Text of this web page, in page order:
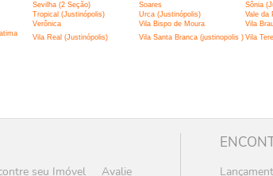
Sevilha (2 Seção) Soares Sônia
Tropical (Justinópolis) Urca (Justinópolis) Vale da
Verônica Vila Bispo de Moura Vila
Vila Real (Justinópolis) Vila Santa Branca (justinopolis ) Vila
seu Imóvel
Avalie